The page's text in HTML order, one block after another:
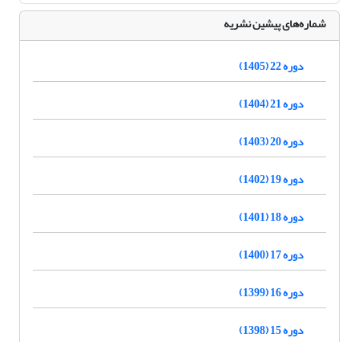
شماره‌های پیشین نشریه
دوره 22 (1405)
دوره 21 (1404)
دوره 20 (1403)
دوره 19 (1402)
دوره 18 (1401)
دوره 17 (1400)
دوره 16 (1399)
دوره 15 (1398)